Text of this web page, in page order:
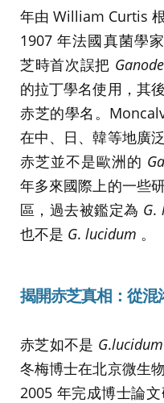
年由 William Curtis
1907 年法國真菌學
芝時首次誤把
的拉丁學名使用，其
赤芝的學名。
在中、日、韓等地廣
赤芝並不是歐洲的
年多來國際上的一些
區，過去被鑑定為 G.
也不是 G. lucidum 。
揭開赤芝真相：從混
赤芝如不是 G.lucidum
冬梅博士在北京微生
2005 年完成博士論